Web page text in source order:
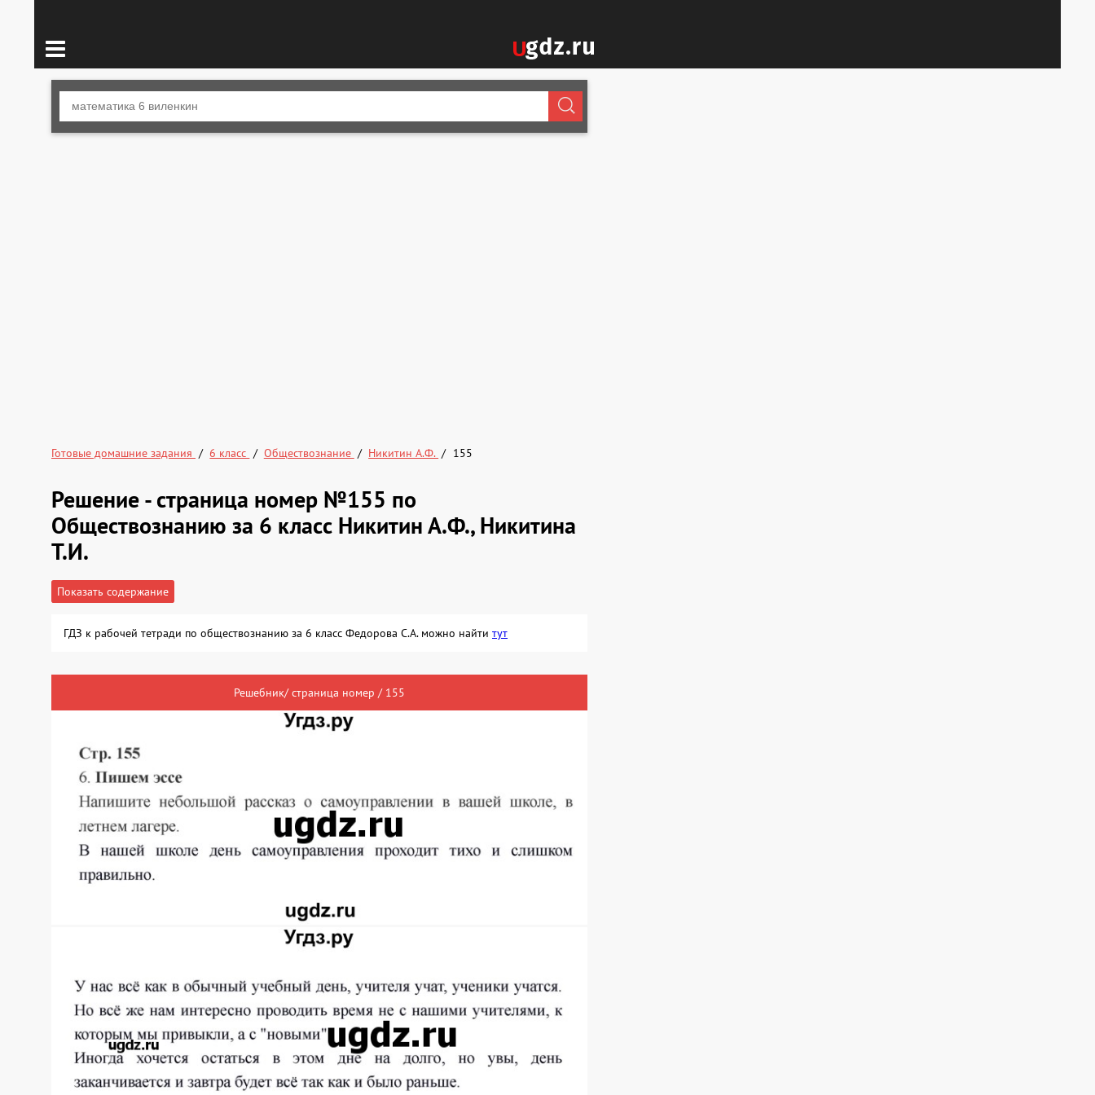
Готовые домашние задания 6 класс Обществознание Никитин А.Ф. 155
Решение - страница номер №155 по
Обществознанию за 6 класс Никитин А.Ф., Никитина
Т.И.
Показать содержание
ГДЗ к рабочей тетради по обществознанию за 6 класс Федорова С.А. можно найти тут
Решебник/ страница номер / 155